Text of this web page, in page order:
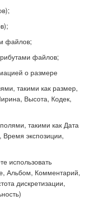
файлов;
файлов;
о размере
такими как размер,
Высота, Кодек,
такими как Дата
экспозиции,
использовать
Альбом, Комментарий,
дискретизации,